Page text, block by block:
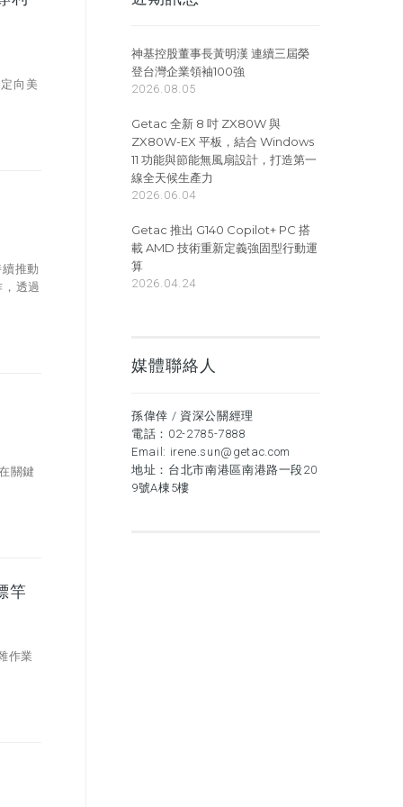
向美
推動
透過
關鍵
竿
作業
神基控股董事長黃明漢 連續三屆榮
登台灣企業領袖100強
2026.08.05
Getac 全新 8 吋 ZX80W 與
ZX80W-EX 平板，結合 Windows
11 功能與節能無風扇設計，打造第一
線全天候生產力
2026.06.04
Getac 推出 G140 Copilot+ PC 搭
載 AMD 技術重新定義強固型行動運
算
2026.04.24
媒體聯絡人
孫偉倖 / 資深公關經理
電話： 02-2785-7888
Email: irene.sun@getac.com
地址：台北市南港區南港路一段20
9號A棟5樓